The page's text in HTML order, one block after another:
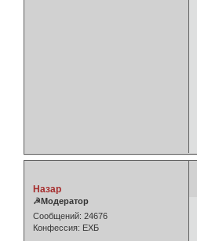
Назар
☭Модератор
Сообщений: 24676
Конфессия: ЕХБ